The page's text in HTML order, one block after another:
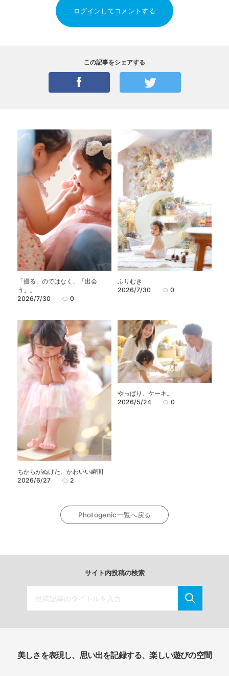
ログインしてコメントする
この記事をシェアする
「撮る」のではなく、「出会
う」。
2026/7/30
0
ふりむき
2026/7/30
0
ちからがぬけた、かわいい瞬間
2026/6/27
2
やっぱり、ケーキ。
2026/5/24
0
Photogenic一覧へ戻る
サイト内投稿の検索
美しさを表現し、思い出を記録する、楽しい遊びの空間